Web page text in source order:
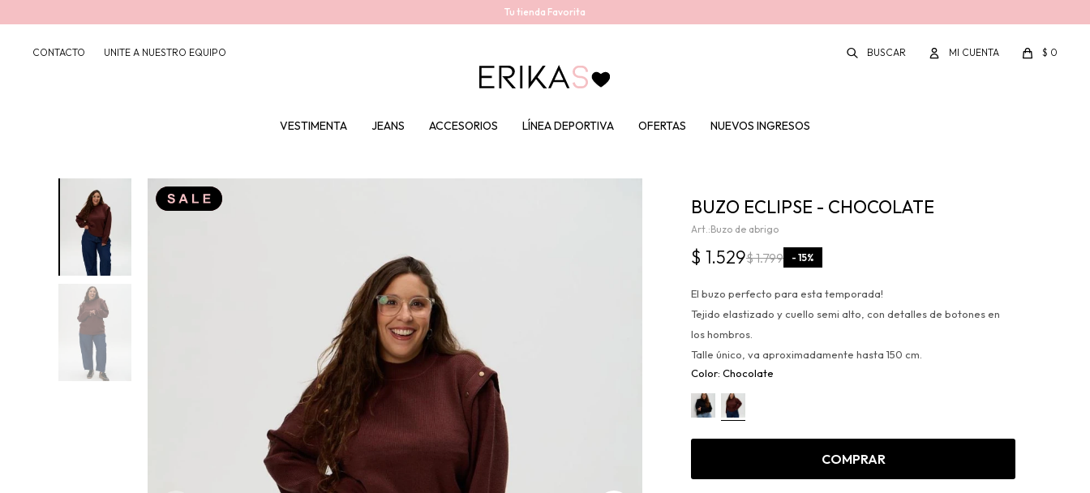
Tu tienda Favorita
VESTIMENTA JEANS ACCESORIOS LÍNEA DEPORTIVA OFERTAS NUEVOS INGRESOS
$ 0
CONTACTO UNITE A NUESTRO EQUIPO
BUZO ECLIPSE - CHOCOLATE
Buzo de abrigo
$ 1.529$1.799 15
El buzo perfecto para esta temporada!
Tejido elastizado y cuello semi alto, con detalles de botones en
los hombros.
Talle único, va aproximadamente hasta 150 cm.
Chocolate
COMPRAR